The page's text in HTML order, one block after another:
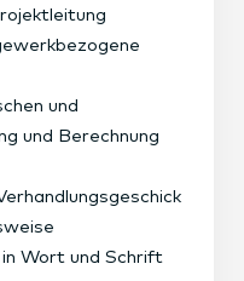
und
und Berechnung
Wort und Schrift